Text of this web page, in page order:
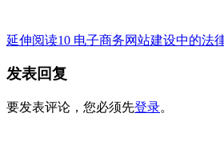
延伸阅读10 电子商务网站建设中的法
发表回复
要发表评论，您必须先登录。